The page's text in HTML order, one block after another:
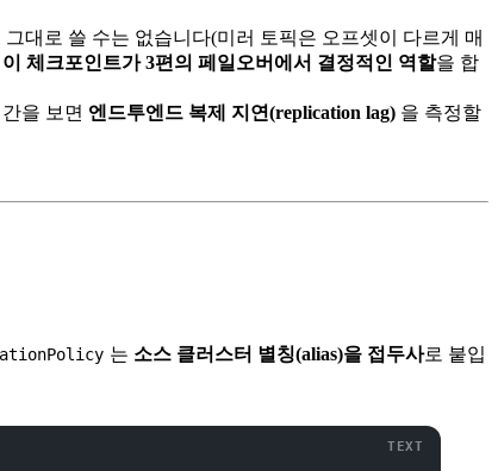
대로 쓸 수는 없습니다(미러 토픽은 오프셋이 다르게 매
이 체크포인트가 3편의 페일오버에서 결정적인 역할을 합
을 보면 엔드투엔드 복제 지연(replication lag) 을 측정할
는 소스 클러스터 별칭(alias)을 접두사로 붙입